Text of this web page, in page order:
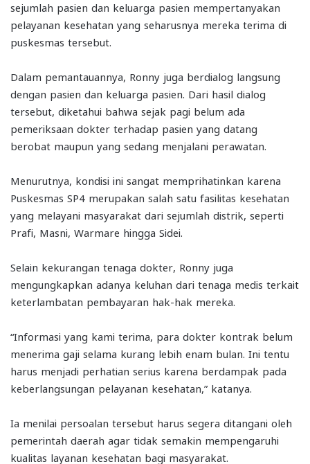
sejumlah pasien dan keluarga pasien mempertanyakan
pelayanan kesehatan yang seharusnya mereka terima di
puskesmas tersebut.
Dalam pemantauannya, Ronny juga berdialog langsung
dengan pasien dan keluarga pasien. Dari hasil dialog
tersebut, diketahui bahwa sejak pagi belum ada
pemeriksaan dokter terhadap pasien yang datang
berobat maupun yang sedang menjalani perawatan.
Menurutnya, kondisi ini sangat memprihatinkan karena
Puskesmas SP4 merupakan salah satu fasilitas kesehatan
yang melayani masyarakat dari sejumlah distrik, seperti
Prafi, Masni, Warmare hingga Sidei.
Selain kekurangan tenaga dokter, Ronny juga
mengungkapkan adanya keluhan dari tenaga medis terkait
keterlambatan pembayaran hak-hak mereka.
“Informasi yang kami terima, para dokter kontrak belum
menerima gaji selama kurang lebih enam bulan. Ini tentu
harus menjadi perhatian serius karena berdampak pada
keberlangsungan pelayanan kesehatan,” katanya.
Ia menilai persoalan tersebut harus segera ditangani oleh
pemerintah daerah agar tidak semakin mempengaruhi
kualitas layanan kesehatan bagi masyarakat.